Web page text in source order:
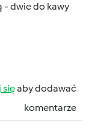
- dwie do kawy
sięaby dodawać
komentarze